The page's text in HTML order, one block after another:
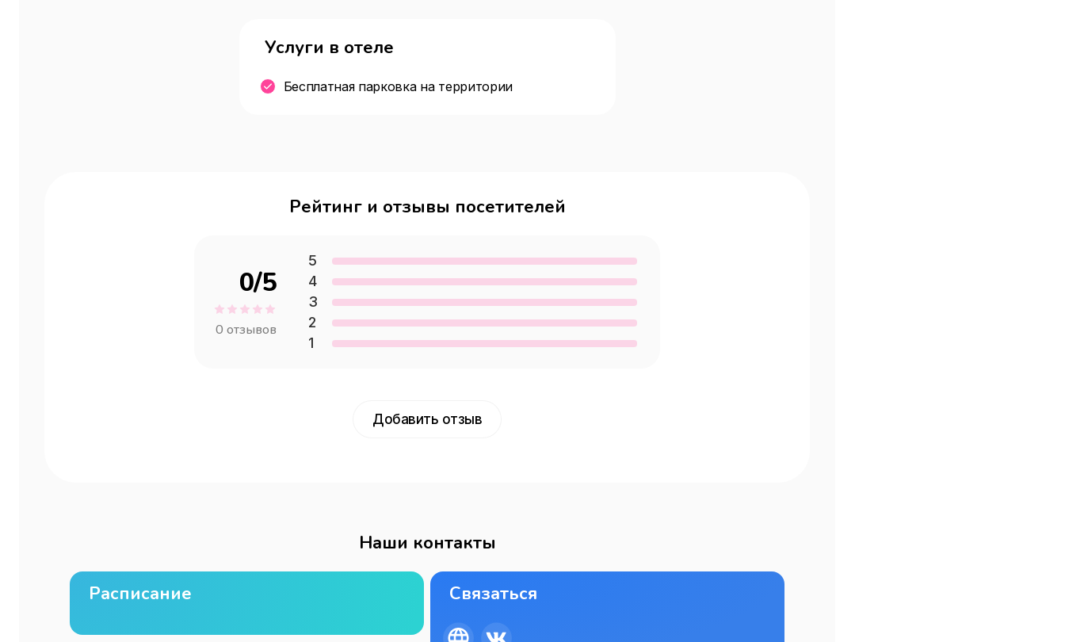
Услуги в отеле
Бесплатная парковка на территории
Рейтинг и отзывы посетителей
0/5
0 отзывов
5
4
3
2
1
Добавить отзыв
Наши контакты
Расписание Связаться